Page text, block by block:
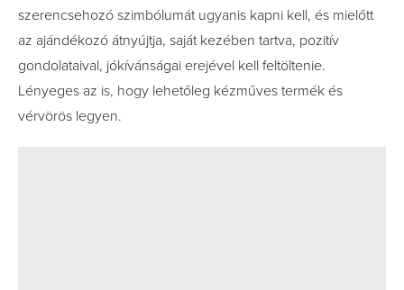
szerencsehozó szimbólumát ugyanis kapni kell, és mielőtt
az ajándékozó átnyújtja, saját kezében tartva, pozitív
gondolataival, jókívánságai erejével kell feltöltenie.
Lényeges az is, hogy lehetőleg kézműves termék és
vérvörös legyen.